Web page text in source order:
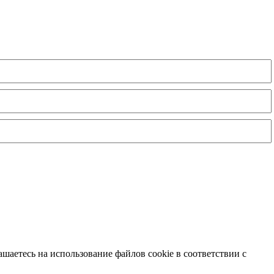
на использование файлов cookie в соответствии с